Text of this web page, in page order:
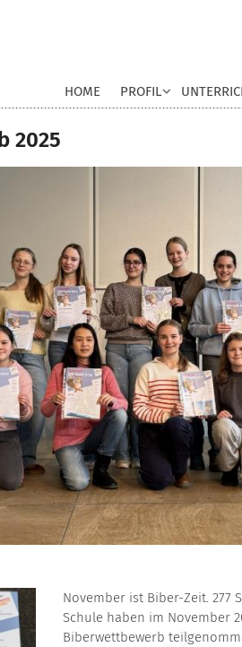
HOME PROFIL
2025
November ist Biber-Zeit. 277
Schule haben im November
Biberwettbewerb